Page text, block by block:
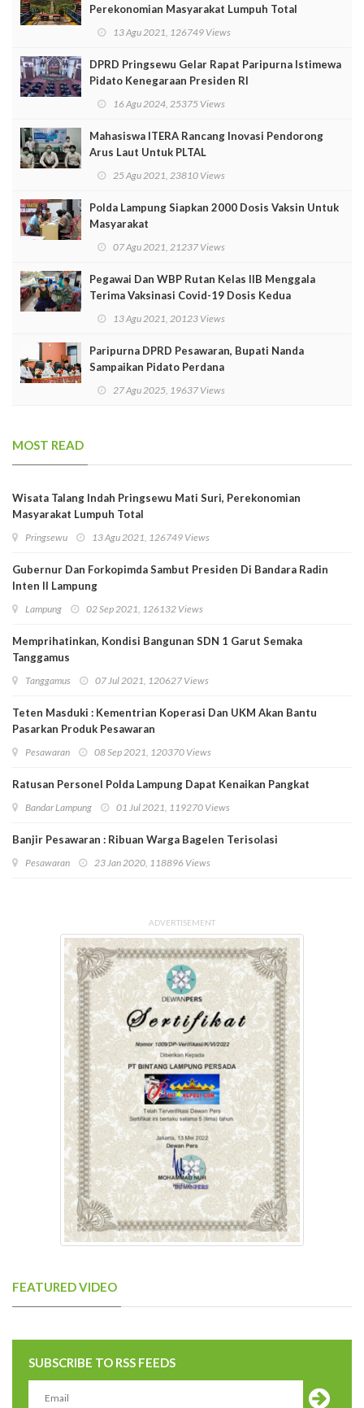
Perekonomian Masyarakat Lumpuh Total
13 Agu 2021, 126749 Views
DPRD Pringsewu Gelar Rapat Paripurna Istimewa
Pidato Kenegaraan Presiden RI
16 Agu 2024, 25375 Views
Mahasiswa ITERA Rancang Inovasi Pendorong
Arus Laut Untuk PLTAL
25 Agu 2021, 23810 Views
Polda Lampung Siapkan 2000 Dosis Vaksin Untuk
Masyarakat
07 Agu 2021, 21237 Views
Pegawai Dan WBP Rutan Kelas IIB Menggala
Terima Vaksinasi Covid-19 Dosis Kedua
13 Agu 2021, 20123 Views
Paripurna DPRD Pesawaran, Bupati Nanda
Sampaikan Pidato Perdana
27 Agu 2025, 19637 Views
MOST READ
Wisata Talang Indah Pringsewu Mati Suri, Perekonomian
Masyarakat Lumpuh Total
Pringsewu 13 Agu 2021, 126749 Views
Gubernur Dan Forkopimda Sambut Presiden Di Bandara Radin
Inten II Lampung
Lampung 02 Sep 2021, 126132 Views
Memprihatinkan, Kondisi Bangunan SDN 1 Garut Semaka
Tanggamus
Tanggamus 07 Jul 2021, 120627 Views
Teten Masduki : Kementrian Koperasi Dan UKM Akan Bantu
Pasarkan Produk Pesawaran
Pesawaran 08 Sep 2021, 120370 Views
Ratusan Personel Polda Lampung Dapat Kenaikan Pangkat
Bandar Lampung 01 Jul 2021, 119270 Views
Banjir Pesawaran : Ribuan Warga Bagelen Terisolasi
Pesawaran 23 Jan 2020, 118896 Views
ADVERTISEMENT
FEATURED VIDEO
SUBSCRIBE TO RSS FEEDS